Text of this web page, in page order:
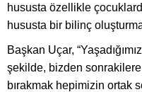
hususta özellikle
hususta bir bilinç
Başkan Uçar,
şekilde, bizden
bırakmak hepimizin ortak